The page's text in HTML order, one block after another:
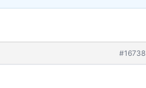
#16738